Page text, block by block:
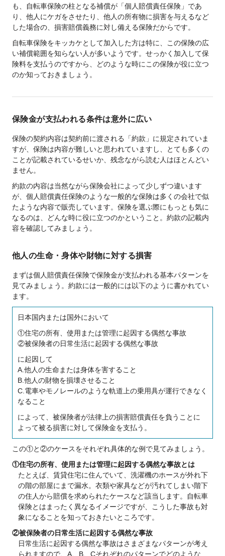
も、自転車保険の柱となる補償が「個人賠償責任保険」であ
り、他人にケガをさせたり、他人の所有物に損害を与えるなど
した場合の、損害賠償義務に対し備える保険だからです。
自転車保険をキッカケとして加入した方は特に、この保険の広
い補償範囲を知らない人が多いようです。せっかく加入して保
険料を支払うのですから、どのような時にこの保険が役に立つ
のか知っておきましょう。
保険金が支払われる条件は意外に広い
保険の契約内容は契約前に渡される「約款」に規定されていま
すが、保険は内容が難しいと思われていますし、とても多くの
ことが記載されているせいか、残念ながら読む人はほとんどい
ません。
約款の内容は当然ながら保険会社によって少しずつ違います
が、個人賠償責任保険のような一般的な保険は多くの会社で似
たような内容で販売しています。保険を選ぶ際にもっとも気に
なるのは、どんな時に役に立つのかということ。約款の記載内
容を確認してみましょう。
他人の生命・身体や財物に対する損害
まずは個人賠償責任保険で保険金が支払われる基本パターンを
見てみましょう。約款には一般的には以下のように書かれてい
ます。
日本国内または国外において
①住宅の所有、使用または管理に起因する偶然な事故
②被保険者の日常生活に起因する偶然な事故
に起因して
A.他人の生命または身体を害すること
B.他人の財物を損壊させること
C.電車やモノレールのような軌道上の乗用具が運行できなく
なること
によって、被保険者が法律上の損害賠償責任を負うことに
よって被る損害に対して保険金を支払う。
この①と②のケースをそれぞれ具体的な例で見てみましょう。
①住宅の所有、使用または管理に起因する偶然な事故とは
たとえば、賃貸住宅に住んでいて、洗濯機のホースが外れ下
の階の部屋にまで漏水。衣類や家具などが汚れてしまい階下
の住人から賠償を求められたケースなど該当します。自転車
保険とはまったく異なるイメージですが、こうした事故も対
象になることを知っておきたいところです。
②被保険者の日常生活に起因する偶然な事故
日常生活に起因する偶然な事故はさまざまなパターンが考え
られますので、A、B、Cそれぞれのパターンでどのような